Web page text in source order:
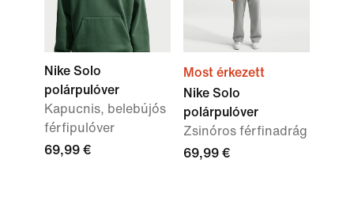
Nike Solo
polárpulóver
Kapucnis, belebújós
férfipulóver
69,99 €
Most érkezett
Nike Solo
polárpulóver
Zsinóros férfinadrág
69,99 €